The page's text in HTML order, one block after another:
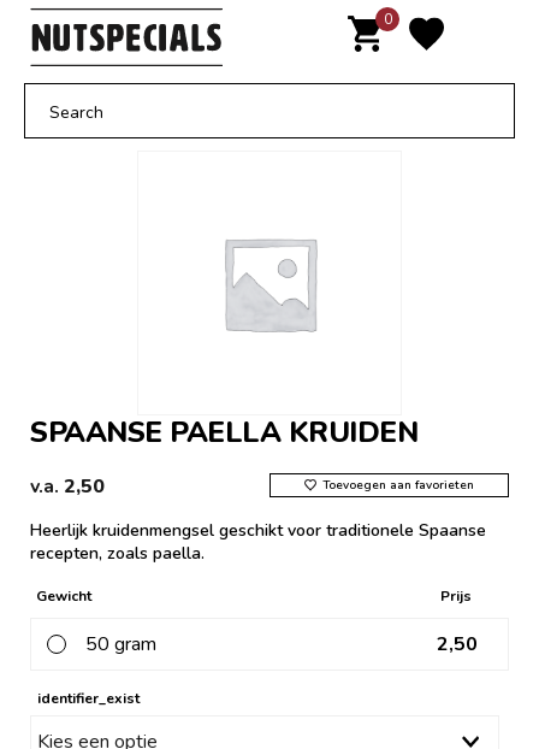
Door
naar
inhoud
0
SPAANSE PAELLA KRUIDEN
v.a. 2,50 Toevoegen aan favorieten
Heerlijk kruidenmengsel geschikt voor traditionele Spaanse
recepten, zoals paella.
Gewicht Prijs
50 gram 2,50
identifier_exist